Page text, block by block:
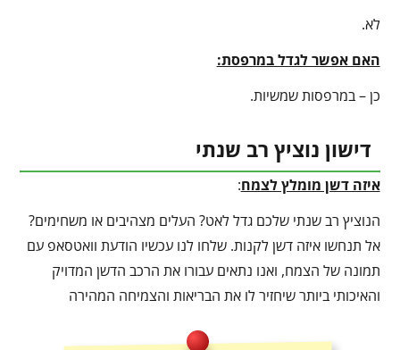
לא.
האם אפשר לגדל במרפסת:
כן – במרפסות שמשיות.
דישון נוציץ רב שנתי
איזה דשן מומלץ לצמח:
הנוציץ רב שנתי שלכם גדל לאט? העלים מצהיבים או משחימים?
אל תנחשו איזה דשן לקנות. שלחו לנו עכשיו הודעת וואטסאפ עם
תמונה של הצמח, ואנו נתאים עבורו את הרכב הדשן המדויק
והאיכותי ביותר שיחזיר לו את הבריאות והצמיחה המהירה